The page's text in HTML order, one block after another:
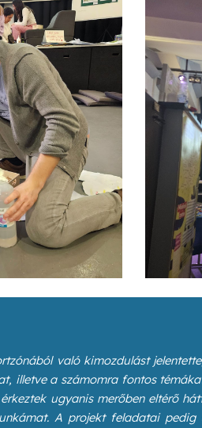
való kimozdulást
illetve a számomra fontos
ugyanis merőben eltérő
A projekt feladatai